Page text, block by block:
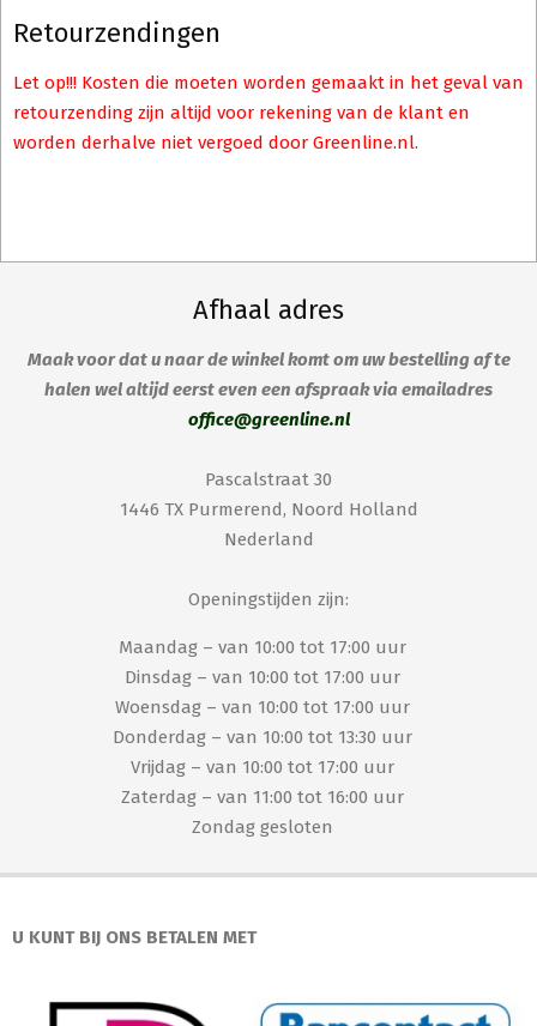
Retourzendingen
Let op!!! Kosten die moeten worden gemaakt in het geval van
retourzending zijn altijd voor rekening van de klant en
worden derhalve niet vergoed door Greenline.nl.
Afhaal adres
Maak voor dat u naar de winkel komt om uw bestelling af te
halen wel altijd eerst even een afspraak via emailadres
office@greenline.nl
Pascalstraat 30
1446 TX Purmerend, Noord Holland
Nederland
Openingstijden zijn:
Maandag – van 10:00 tot 17:00 uur
Dinsdag – van 10:00 tot 17:00 uur
Woensdag – van 10:00 tot 17:00 uur
Donderdag – van 10:00 tot 13:30 uur
Vrijdag – van 10:00 tot 17:00 uur
Zaterdag – van 11:00 tot 16:00 uur
Zondag gesloten
U KUNT BIJ ONS BETALEN MET